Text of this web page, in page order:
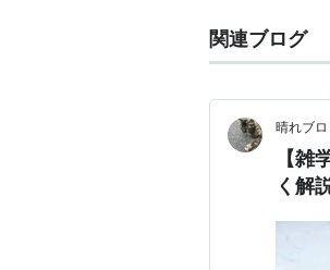
関連ブログ
晴れブ
【雑
く解